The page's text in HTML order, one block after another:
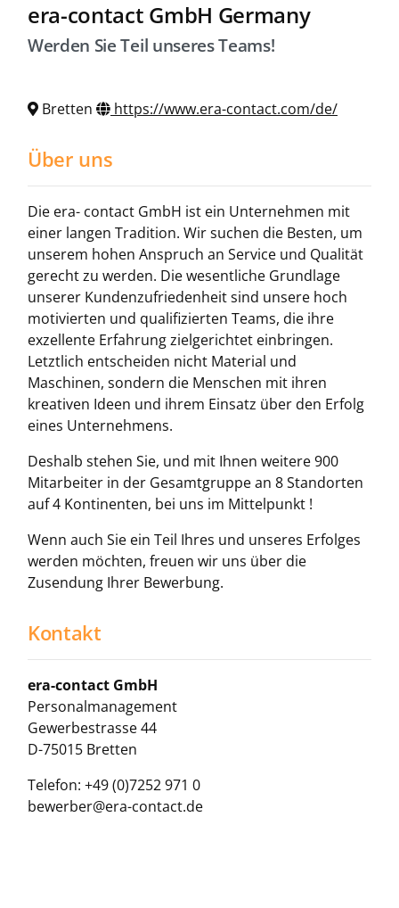
era-contact GmbH Germany
Werden Sie Teil unseres Teams!
Bretten https://www.era-contact.com/de/
Über uns
Die era- contact GmbH ist ein Unternehmen mit
einer langen Tradition. Wir suchen die Besten, um
unserem hohen Anspruch an Service und Qualität
gerecht zu werden. Die wesentliche Grundlage
unserer Kundenzufriedenheit sind unsere hoch
motivierten und qualifizierten Teams, die ihre
exzellente Erfahrung zielgerichtet einbringen.
Letztlich entscheiden nicht Material und
Maschinen, sondern die Menschen mit ihren
kreativen Ideen und ihrem Einsatz über den Erfolg
eines Unternehmens.
Deshalb stehen Sie, und mit Ihnen weitere 900
Mitarbeiter in der Gesamtgruppe an 8 Standorten
auf 4 Kontinenten, bei uns im Mittelpunkt !
Wenn auch Sie ein Teil Ihres und unseres Erfolges
werden möchten, freuen wir uns über die
Zusendung Ihrer Bewerbung.
Kontakt
era-contact GmbH
Personalmanagement
Gewerbestrasse 44
D-75015 Bretten
Telefon: +49 (0)7252 971 0
bewerber@era-contact.de